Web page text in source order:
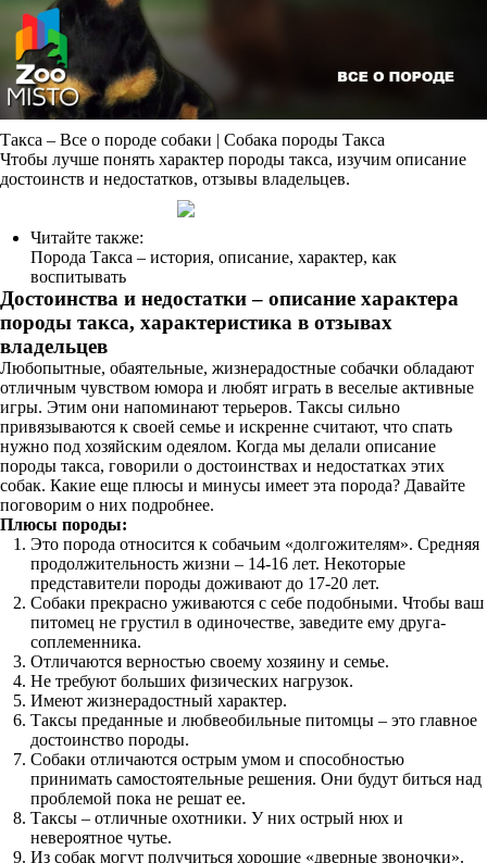
Такса – Все о породе собаки | Собака породы Такса
Чтобы лучше понять характер породы такса, изучим описание
достоинств и недостатков, отзывы владельцев.
Читайте также:
Порода Такса – история, описание, характер, как
воспитывать
Достоинства и недостатки – описание характера
породы такса, характеристика в отзывах
владельцев
Любопытные, обаятельные, жизнерадостные собачки обладают
отличным чувством юмора и любят играть в веселые активные
игры. Этим они напоминают терьеров. Таксы сильно
привязываются к своей семье и искренне считают, что спать
нужно под хозяйским одеялом. Когда мы делали описание
породы такса, говорили о достоинствах и недостатках этих
собак. Какие еще плюсы и минусы имеет эта порода? Давайте
поговорим о них подробнее.
Плюсы породы:
Это порода относится к собачьим «долгожителям». Средняя
продолжительность жизни – 14-16 лет. Некоторые
представители породы доживают до 17-20 лет.
Собаки прекрасно уживаются с себе подобными. Чтобы ваш
питомец не грустил в одиночестве, заведите ему друга-
соплеменника.
Отличаются верностью своему хозяину и семье.
Не требуют больших физических нагрузок.
Имеют жизнерадостный характер.
Таксы преданные и любвеобильные питомцы – это главное
достоинство породы.
Собаки отличаются острым умом и способностью
принимать самостоятельные решения. Они будут биться над
проблемой пока не решат ее.
Таксы – отличные охотники. У них острый нюх и
невероятное чутье.
Из собак могут получиться хорошие «дверные звоночки».